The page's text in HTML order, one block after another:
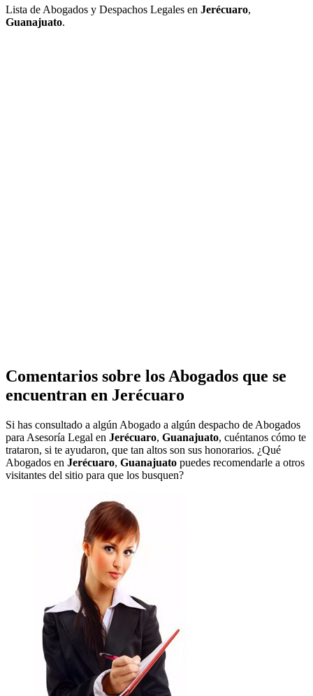
Lista de Abogados y Despachos Legales en Jerécuaro,
Guanajuato.
Comentarios sobre los Abogados que se
encuentran en Jerécuaro
Si has consultado a algún Abogado a algún despacho de Abogados
para Asesoría Legal en Jerécuaro, Guanajuato, cuéntanos cómo te
trataron, si te ayudaron, que tan altos son sus honorarios. ¿Qué
Abogados en Jerécuaro, Guanajuato puedes recomendarle a otros
visitantes del sitio para que los busquen?